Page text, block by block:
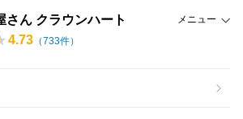
さん クラウンハート メニュー
4.73 （733件）